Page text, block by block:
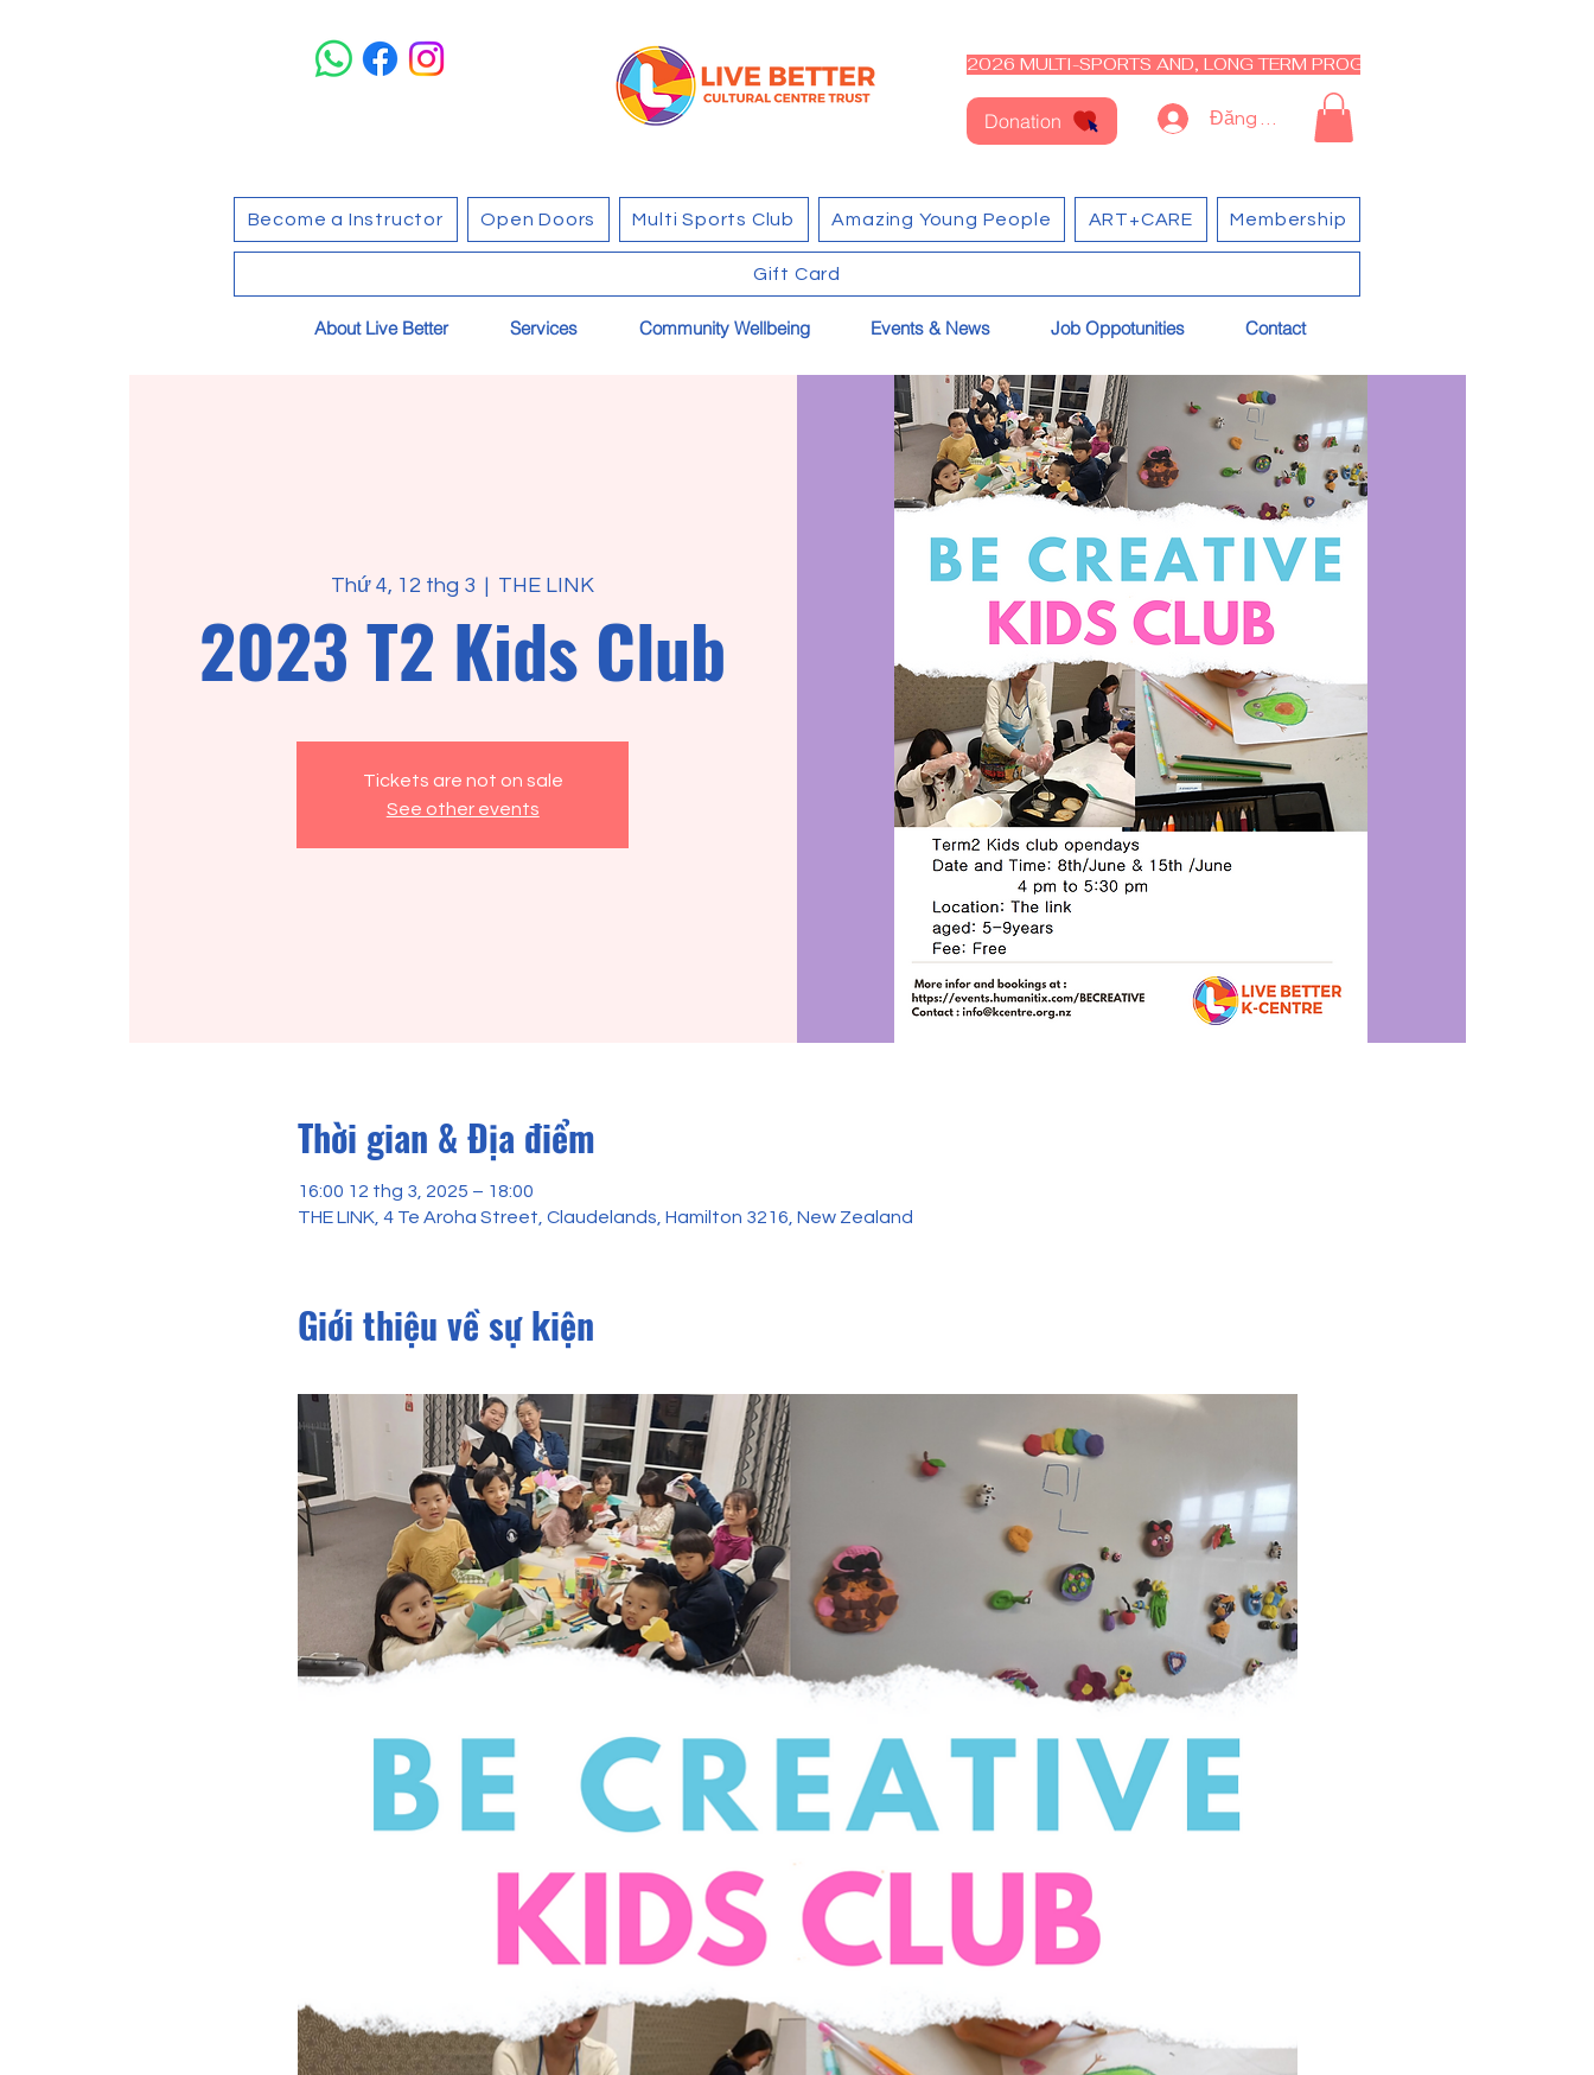
2026 MULTI-SPORTS AND, LONG TERM PROGRAM - CLOSED RE-OPEN
Donation Đăng nhập
Become a Instructor Open Doors Multi Sports Club Amazing Young People ART+CARE Membership
Gift Card
About Live Better Services Community Wellbeing Events & News Job Oppotunities Contact
Thứ 4, 12 thg 3
  |
THE LINK
2023 T2 Kids Club
Tickets are not on sale
See other events
Thời gian & Địa điểm
16:00 12 thg 3, 2025 – 18:00
THE LINK, 4 Te Aroha Street, Claudelands, Hamilton 3216, New Zealand
Giới thiệu về sự kiện